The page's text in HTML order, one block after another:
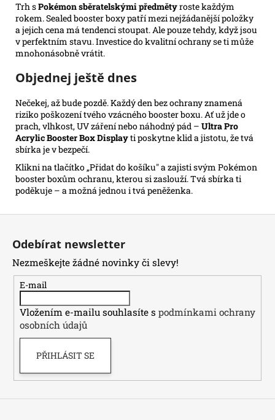
Trh sPokémon sběratelskými předmětyroste každým
rokem. Sealed booster boxy patří mezi nejžádanější položky
a jejich cena má tendenci stoupat. Ale pouze tehdy, když jsou
v perfektním stavu. Investice do kvalitní ochrany se ti může
mnohonásobně vrátit.
Objednej ještě dnes
Nečekej, až bude pozdě. Každý den bez ochrany znamená
riziko poškození tvého vzácného booster boxu. Ať už jde o
prach, vlhkost, UV záření nebo náhodný pád – Ultra Pro
Acrylic Booster Box Displayti poskytne klid a jistotu, že tvá
sbírka je v bezpečí.
Klikni na tlačítko „Přidat do košíku" a zajisti svým Pokémon
booster boxům ochranu, kterou si zaslouží. Tvá sbírka ti
poděkuje – a možná jednou i tvá peněženka.
Odebírat newsletter
Nezmeškejte žádné novinky či slevy!
E-mail
Vložením e-mailu souhlasíte s podmínkami ochrany
osobních údajů
PŘIHLÁSIT SE